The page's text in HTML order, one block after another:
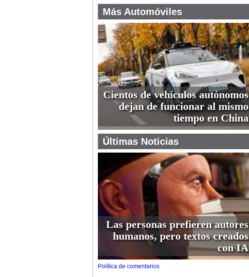
Más Automóviles
Cientos de vehículos autónomos
dejan de funcionar al mismo
tiempo en China
Últimas Noticias
Las personas prefieren autores
humanos, pero textos creados
con IA
Política de comentarios